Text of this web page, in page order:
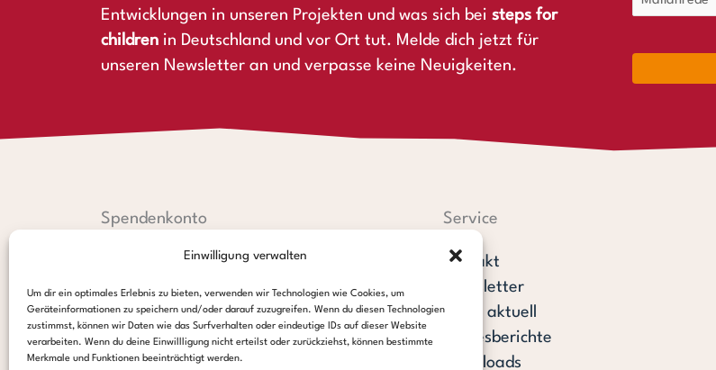
Einwilligung verwalten
Um dir ein optimales Erlebnis zu bieten, verwenden wir Technologien wie Cookies, um
Geräteinformationen zu speichern und/oder darauf zuzugreifen. Wenn du diesen Technologien
zustimmst, können wir Daten wie das Surfverhalten oder eindeutige IDs auf dieser Website
verarbeiten. Wenn du deine Einwillligung nicht erteilst oder zurückziehst, können bestimmte
Merkmale und Funktionen beeinträchtigt werden.
Entwicklungen in unseren Projekten und was sich bei steps for
children in Deutschland und vor Ort tut. Melde dich jetzt für
unseren Newsletter an und verpasse keine Neuigkeiten.
Spendenkonto
Hamburger Sparkasse:
IBAN: DE44 2005 0550 1238 1497 26
BIC: HASPDEHHXXX
PayPal:
Service
Kontakt
Newsletter
steps aktuell
Jahresberichte
Downloads